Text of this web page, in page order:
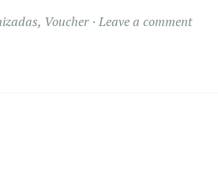
, Voucher Leave a comment